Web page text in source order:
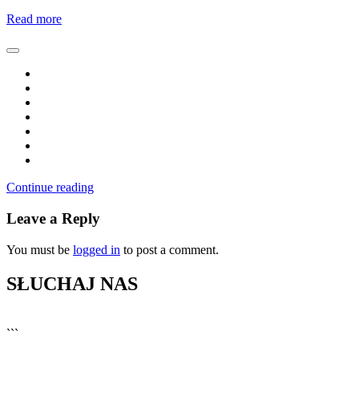
Read more
Continue reading
Leave a Reply
You must be logged in to post a comment.
SŁUCHAJ NAS
```